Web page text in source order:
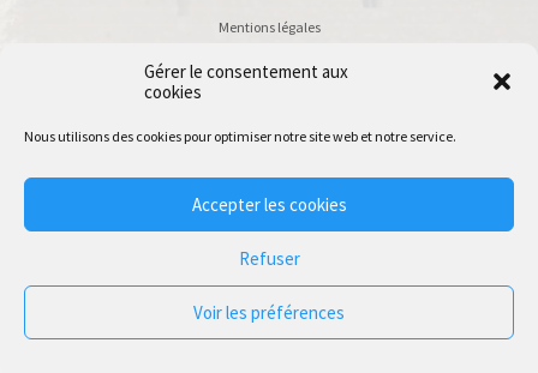
Gérer le consentement aux
cookies
Nous utilisons des cookies pour optimiser notre site web et notre service.
Accepter les cookies
Refuser
Voir les préférences
Mentions légales